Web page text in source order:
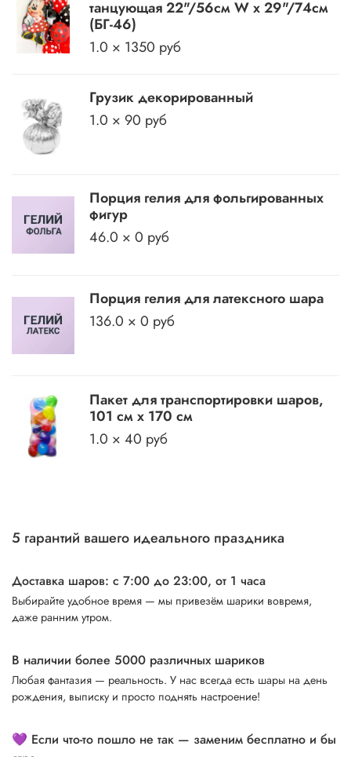
танцующая 22"/56см W х 29"/74см
(БГ-46)
1.0 × 1350 руб
Грузик декорированный
1.0 × 90 руб
Порция гелия для фольгированных
фигур
46.0 × 0 руб
Порция гелия для латексного шара
136.0 × 0 руб
Пакет для транспортировки шаров,
101 см х 170 см
1.0 × 40 руб
5 гарантий вашего идеального праздника
Доставка шаров: с 7:00 до 23:00, от 1 часа
Выбирайте удобное время — мы привезём шарики вовремя,
даже ранним утром.
В наличии более 5000 различных шариков
Любая фантазия — реальность. У нас всегда есть шары на день
рождения, выписку и просто поднять настроение!
💜 Если что-то пошло не так — заменим бесплатно и бы